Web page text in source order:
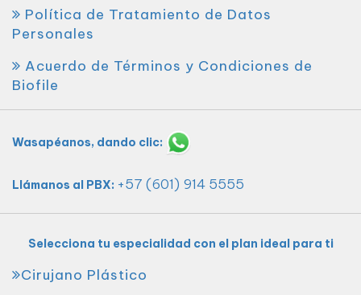
Política de Tratamiento de Datos
Personales
Acuerdo de Términos y Condiciones de
Biofile
Wasapéanos, dando clic:
Llámanos al PBX: +57 (601) 914 5555
Selecciona tu especialidad con el plan ideal para ti
Cirujano Plástico